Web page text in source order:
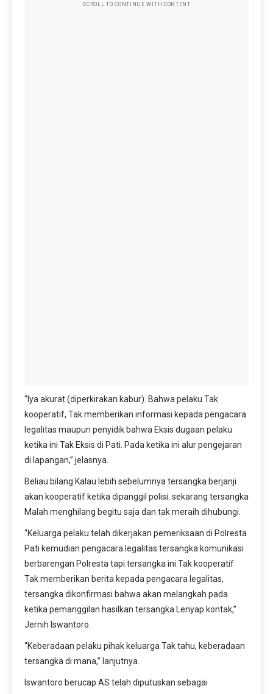
SCROLL TO CONTINUE WITH CONTENT
“Iya akurat (diperkirakan kabur). Bahwa pelaku Tak
kooperatif, Tak memberikan informasi kepada pengacara
legalitas maupun penyidik bahwa Eksis dugaan pelaku
ketika ini Tak Eksis di Pati. Pada ketika ini alur pengejaran
di lapangan,” jelasnya.
Beliau bilang Kalau lebih sebelumnya tersangka berjanji
akan kooperatif ketika dipanggil polisi. sekarang tersangka
Malah menghilang begitu saja dan tak meraih dihubungi.
“Keluarga pelaku telah dikerjakan pemeriksaan di Polresta
Pati kemudian pengacara legalitas tersangka komunikasi
berbarengan Polresta tapi tersangka ini Tak kooperatif
Tak memberikan berita kepada pengacara legalitas,
tersangka dikonfirmasi bahwa akan melangkah pada
ketika pemanggilan hasilkan tersangka Lenyap kontak,”
Jernih Iswantoro.
“Keberadaan pelaku pihak keluarga Tak tahu, keberadaan
tersangka di mana,” lanjutnya.
Iswantoro berucap AS telah diputuskan sebagai